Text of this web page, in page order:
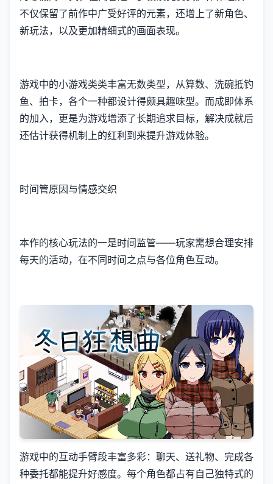
不仅保留了前作中广受好评的元素，还增上了​​新角色、
新玩法​​，以及更加精细式的画面表现。
游戏中的小游戏类类丰富无数类型，从算数、洗碗抵钓
鱼、拍卡，各个一种都设计得颇具趣味型。而​​成即体系
的加入​​，更是为游戏增添了长期追求目标，解决成就后
还估计获得机制上的红利到来提升游戏体验。
时间管原因与情感交织
本作的核心玩法的一是时间监管——玩家需想合理安排
每天的活动，在不同时间之点与各位角色互动。
游戏中的​​互动手臂段丰富多彩​​：聊天、送礼物、完成各
种委托都能提升好感度。每个角色都占有自己独特式的